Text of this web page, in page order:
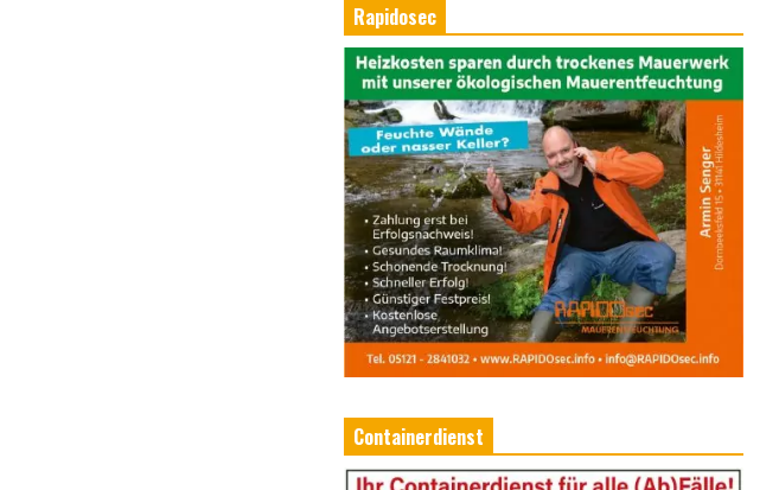
Rapidosec
Containerdienst